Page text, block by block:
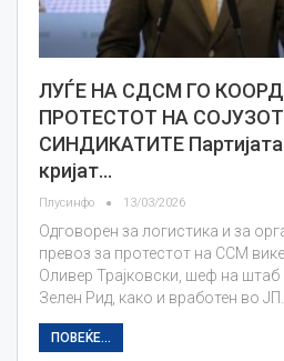
ЛУЃЕ НА СДСМ ГО
ПРОТЕСТОТ НА
СИНДИКАТИТЕ
кријат…
Плусинфо 13/03/2026
Одговорен за логистика и за
превоз за протестот на ССМ
Оливер Трајковски, шеф на
Зелен Рид, како и вработен во
ПОВЕЌЕ...